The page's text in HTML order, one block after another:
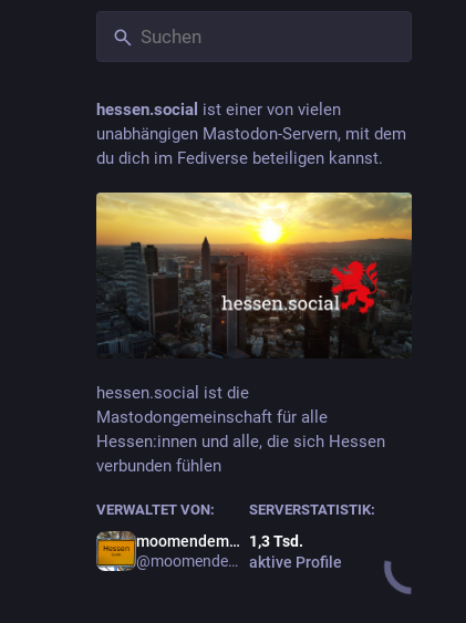
hessen.social ist einer von vielen
unabhängigen Mastodon-Servern, mit dem
du dich im Fediverse beteiligen kannst.
hessen.social ist die
Mastodongemeinschaft für alle
Hessen:innen und alle, die sich Hessen
verbunden fühlen
VERWALTET VON:
moomendemol!
@moomendemol
SERVERSTATISTIK:
1,3Tsd.
aktive Profile